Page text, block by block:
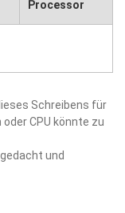
Processor
Schreibens für
CPU könnte zu
und